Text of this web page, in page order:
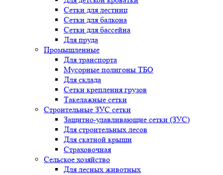
Сетки для лестниц
Сетки для балкона
Сетки для бассейна
Для пруда
Промышленные
Для транспорта
Мусорные полигоны ТБО
Для склада
Сетки крепления грузов
Такелажные сетки
Строительные ЗУС сетки
Защитно-улавливающие сетки (ЗУС)
Для строительных лесов
Для скатной крыши
Страховочная
Сельское хозяйство
Для лесных животных